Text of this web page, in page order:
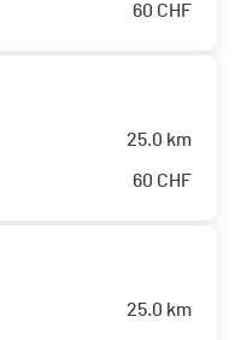
60 CHF
25.0 km
60 CHF
25.0 km